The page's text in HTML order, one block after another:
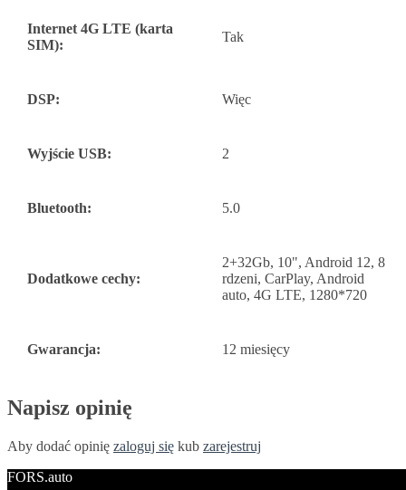
Internet 4G LTE (karta
SIM):
Tak
DSP: Więc
Wyjście USB: 2
Bluetooth: 5.0
Dodatkowe cechy:
2+32Gb, 10", Android 12, 8
rdzeni, CarPlay, Android
auto, 4G LTE, 1280*720
Gwarancja: 12 miesięcy
Napisz opinię
Aby dodać opinię zaloguj się kub zarejestruj
FORS.auto